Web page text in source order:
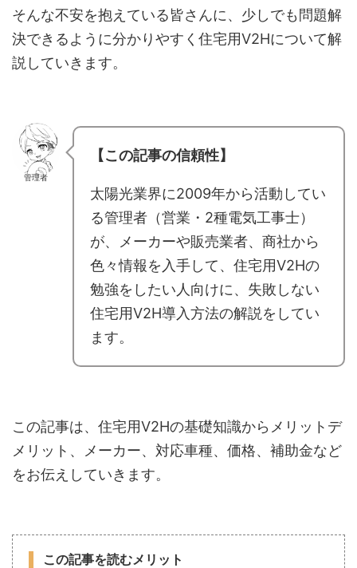
そんな不安を抱えている皆さんに、少しでも問題解
決できるように分かりやすく住宅用V2Hについて解
説していきます。
管理者
【この記事の信頼性】
太陽光業界に2009年から活動してい
る管理者（営業・2種電気工事士）
が、メーカーや販売業者、商社から
色々情報を入手して、住宅用V2Hの
勉強をしたい人向けに、失敗しない
住宅用V2H導入方法の解説をしてい
ます。
この記事は、住宅用V2Hの基礎知識からメリットデ
メリット、メーカー、対応車種、価格、補助金など
をお伝えしていきます。
この記事を読むメリット